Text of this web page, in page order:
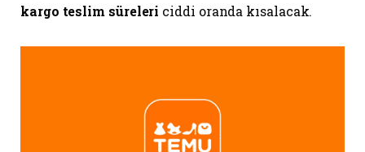
kargo teslim süreleri ciddi oranda kısalacak.